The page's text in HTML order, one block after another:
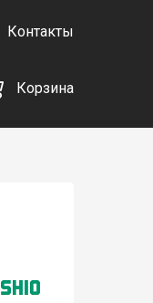
Контакты
Корзина